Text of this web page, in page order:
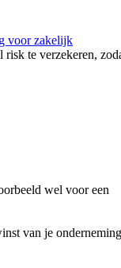
voor zakelijk
risk te verzekeren,
wel voor een
van je onderneming